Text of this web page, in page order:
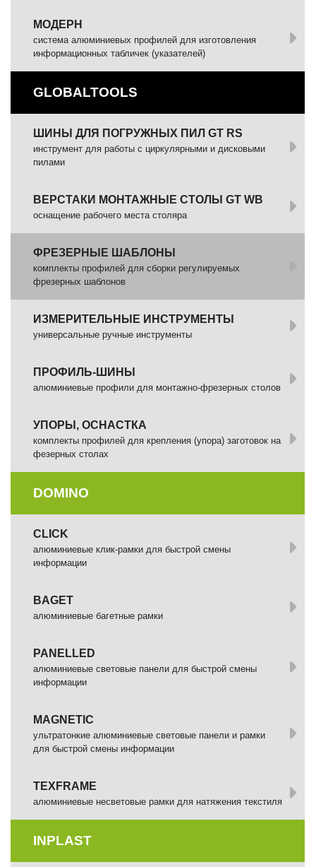
МОДЕРН
система алюминиевых профилей для изготовления
информационных табличек (указателей)
GLOBALTOOLS
ШИНЫ ДЛЯ ПОГРУЖНЫХ ПИЛ GT RS
инструмент для работы с циркулярными и дисковыми
пилами
ВЕРСТАКИ МОНТАЖНЫЕ СТОЛЫ GT WB
оснащение рабочего места столяра
ФРЕЗЕРНЫЕ ШАБЛОНЫ
комплекты профилей для сборки регулируемых
фрезерных шаблонов
ИЗМЕРИТЕЛЬНЫЕ ИНСТРУМЕНТЫ
универсальные ручные инструменты
ПРОФИЛЬ-ШИНЫ
алюминиевые профили для монтажно-фрезерных столов
УПОРЫ, ОСНАСТКА
комплекты профилей для крепления (упора) заготовок на
фезерных столах
DOMINO
СLICK
алюминиевые клик-рамки для быстрой смены
информации
BAGET
алюминиевые багетные рамки
PANELLED
алюминиевые световые панели для быстрой смены
информации
MAGNETIC
ультратонкие алюминиевые световые панели и рамки
для быстрой смены информации
TEXFRAME
алюминиевые несветовые рамки для натяжения текстиля
INPLAST